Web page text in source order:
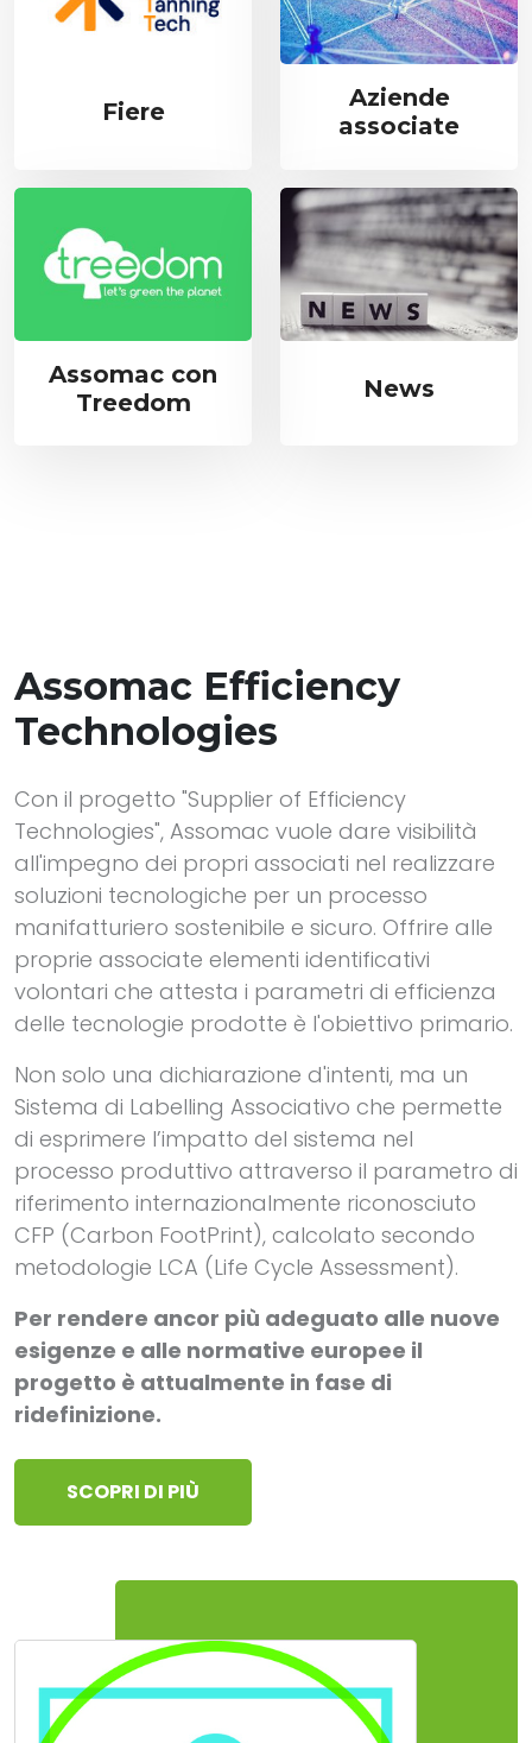
Fiere
Aziende
associate
Assomac con
Treedom
News
Assomac Efficiency
Technologies
Con il progetto "Supplier of Efficiency
Technologies", Assomac vuole dare visibilità
all'impegno dei propri associati nel realizzare
soluzioni tecnologiche per un processo
manifatturiero sostenibile e sicuro. Offrire alle
proprie associate elementi identificativi
volontari che attesta i parametri di efficienza
delle tecnologie prodotte è l'obiettivo primario.
Non solo una dichiarazione d'intenti, ma un
Sistema di Labelling Associativo che permette
di esprimere l’impatto del sistema nel
processo produttivo attraverso il parametro di
riferimento internazionalmente riconosciuto
CFP (Carbon FootPrint), calcolato secondo
metodologie LCA (Life Cycle Assessment).
Per rendere ancor più adeguato alle nuove
esigenze e alle normative europee il
progetto è attualmente in fase di
ridefinizione.
SCOPRI DI PIÙ